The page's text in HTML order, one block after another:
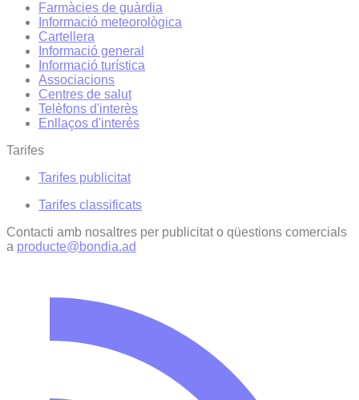
Farmàcies de guàrdia
Informació meteorològica
Cartellera
Informació general
Informació turística
Associacions
Centres de salut
Telèfons d'interès
Enllaços d'interés
Tarifes
Tarifes publicitat
Tarifes classificats
Contacti amb nosaltres per publicitat o qüestions comercials
a producte@bondia.ad